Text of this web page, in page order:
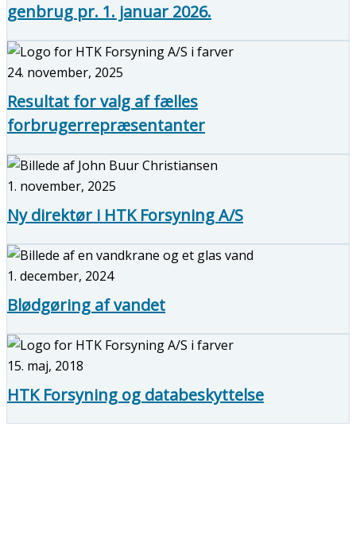
genbrug pr. 1. januar 2026.
24. november, 2025
Resultat for valg af fælles
forbrugerrepræsentanter
1. november, 2025
Ny direktør i HTK Forsyning A/S
1. december, 2024
Blødgøring af vandet
15. maj, 2018
HTK Forsyning og databeskyttelse